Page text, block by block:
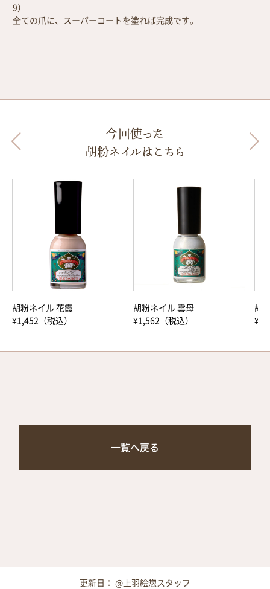
9）
全ての爪に、スーパーコートを塗れば完成です。
今回使った
胡粉ネイルはこちら
胡粉ネイル 花霞
¥1,452（税込）
胡粉ネイル 雲母
¥1,562（税込）
胡
一覧へ戻る
更新日： @上羽絵惣スタッフ